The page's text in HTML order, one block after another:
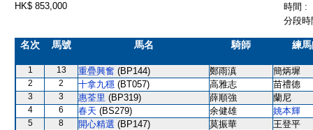
HK$ 853,000
時間 :
分段
名次 馬號 馬名 騎師 練
1 13 重疊興奮 (BP144) 鄭雨滇 簡炳墀
2 2 十拿九穩 (BT057) 高雅志 苗禮德
3 3 惠荃里 (BP319) 薛順強 蘭尼
4 6 春天 (BS279) 余健雄 姚本輝
5 8 開心精選 (BP147) 莫振華 王登平